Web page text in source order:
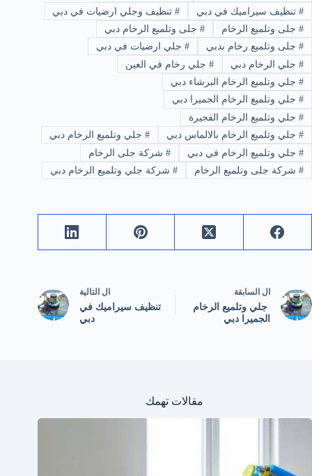
#تنظيف سيراميك في دبي #تنظيف وجلي ارضيات في دبي
#جلى وتلميع الرخام #جلى وتلميع الرخام دبي
#جلى وتلميع رخام بدبي #جلي ارضيات في دبي
#جلي الرخام دبي #جلي رخام في العين
#جلي وتلميع الرخام البرشاء دبي
#جلي وتلميع الرخام الجميرا دبي
#جلي وتلميع الرخام الفجيرة
#جلي وتلميع الرخام بالالماس دبي #جلي وتلميع الرخام دبي
#جلي وتلميع الرخام في دبي #شركة جلى الرخام
#شركة جلى وتلميع الرخام #شركة جلي وتلميع الرخام دبي
ال السابقة
جلي وتلميع الرخام
الجميرا دبي
ال التالية
تنظيف سيراميك في
دبي
مقالات تهمك